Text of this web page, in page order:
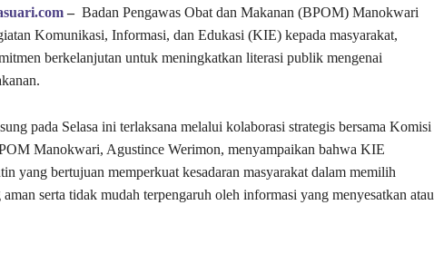
– Badan Pengawas Obat dan Makanan (BPOM) Manokwari
Komunikasi, Informasi, dan Edukasi (KIE) kepada masyarakat,
berkelanjutan untuk meningkatkan literasi publik mengenai
pada Selasa ini terlaksana melalui kolaborasi strategis bersama Komisi
Manokwari, Agustince Werimon, menyampaikan bahwa KIE
yang bertujuan memperkuat kesadaran masyarakat dalam memilih
serta tidak mudah terpengaruh oleh informasi yang menyesatkan atau